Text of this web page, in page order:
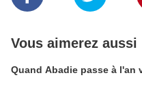
Vous aimerez aussi
Quand Abadie passe à l'an